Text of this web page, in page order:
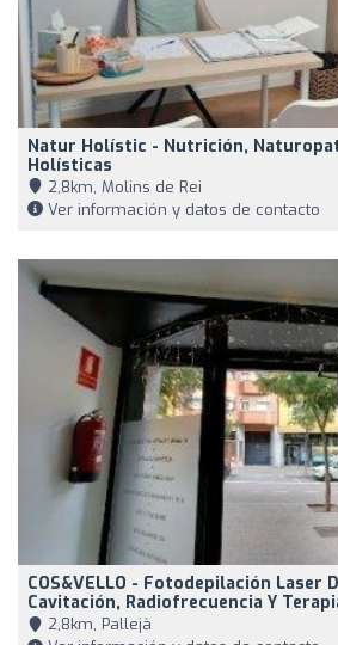
Natur Holístic - Nutrición,
Holísticas
2,8km, Molins de Rei
Ver información y datos de contacto
COS&VELLO - Fotodepilación Laser
Cavitación, Radiofrecuencia Y
2,8km, Pallejà